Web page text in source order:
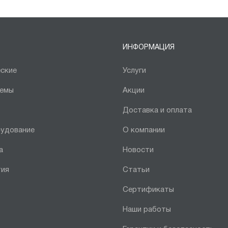
ИНФОРМАЦИЯ
Услуги
Акции
Доставка и оплата
О компании
Новости
Статьи
Сертификаты
Наши работы